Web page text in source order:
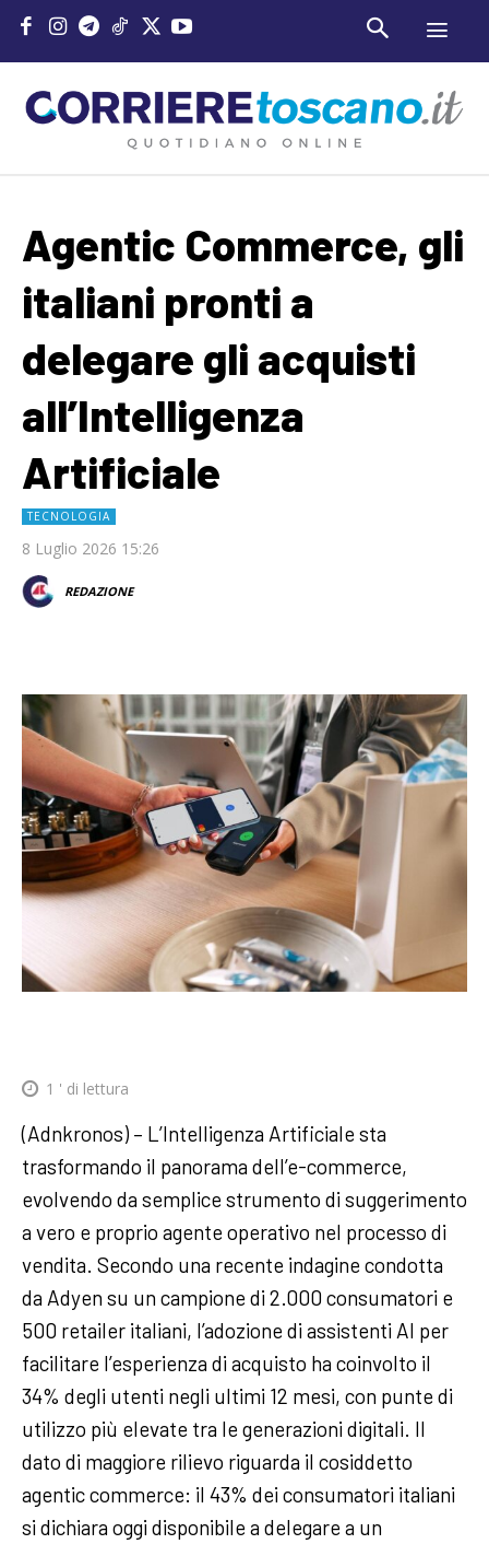
Agentic Commerce, gli
italiani pronti a
delegare gli acquisti
all’Intelligenza
Artificiale
TECNOLOGIA
8 Luglio 2026 15:26
REDAZIONE
1 ' di lettura
(Adnkronos) – L’Intelligenza Artificiale sta
trasformando il panorama dell’e-commerce,
evolvendo da semplice strumento di suggerimento
a vero e proprio agente operativo nel processo di
vendita. Secondo una recente indagine condotta
da Adyen su un campione di 2.000 consumatori e
500 retailer italiani, l’adozione di assistenti AI per
facilitare l’esperienza di acquisto ha coinvolto il
34% degli utenti negli ultimi 12 mesi, con punte di
utilizzo più elevate tra le generazioni digitali. Il
dato di maggiore rilievo riguarda il cosiddetto
agentic commerce: il 43% dei consumatori italiani
si dichiara oggi disponibile a delegare a un